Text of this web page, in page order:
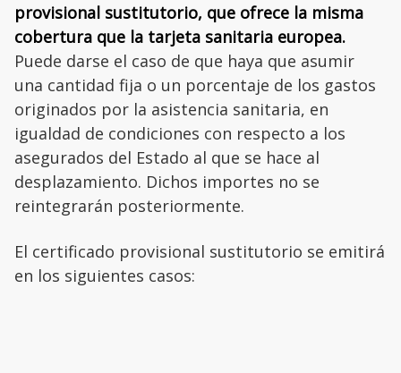
provisional sustitutorio, que ofrece la misma
cobertura que la tarjeta sanitaria europea.
Puede darse el caso de que haya que asumir
una cantidad fija o un porcentaje de los gastos
originados por la asistencia sanitaria, en
igualdad de condiciones con respecto a los
asegurados del Estado al que se hace al
desplazamiento. Dichos importes no se
reintegrarán posteriormente.
El certificado provisional sustitutorio se emitirá
en los siguientes casos: